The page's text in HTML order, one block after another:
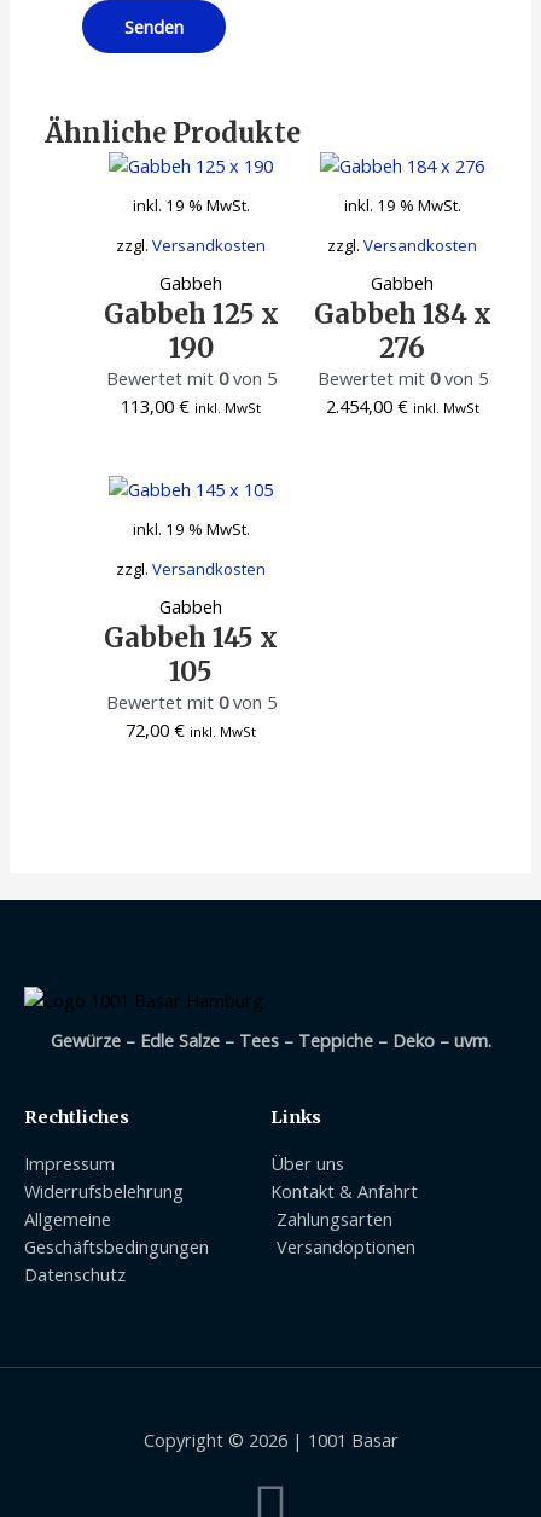
Ähnliche Produkte
inkl. 19 % MwSt.
zzgl.Versandkosten
Gabbeh
Gabbeh 125 x
190
Bewertet mit 0von 5
113,00€ inkl. MwSt
inkl. 19 % MwSt.
zzgl.Versandkosten
Gabbeh
Gabbeh 184 x
276
Bewertet mit 0von 5
2.454,00 € inkl. MwSt
inkl. 19 % MwSt.
zzgl.Versandkosten
Gabbeh
Gabbeh 145 x
105
Bewertet mit 0von 5
72,00€ inkl. MwSt
Gewürze – Edle Salze – Tees – Teppiche – Deko – uvm.
Rechtliches
Impressum
Widerrufsbelehrung
Allgemeine
Geschäftsbedingungen
Datenschutz
Links
Über uns
Kontakt & Anfahrt
Zahlungsarten
Versandoptionen
Copyright © 2026 | 1001 Basar